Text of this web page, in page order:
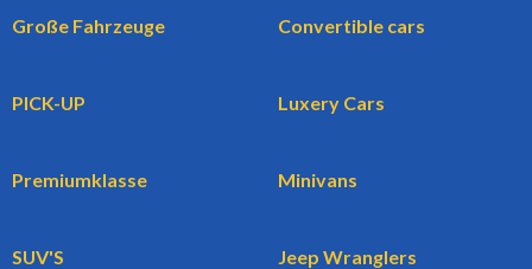
Große Fahrzeuge Convertible cars
PICK-UP Luxery Cars
Premiumklasse Minivans
SUV'S Jeep Wranglers